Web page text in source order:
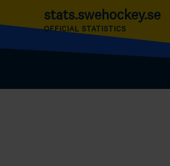
stats.swehockey.se
OFFICIAL STATISTICS